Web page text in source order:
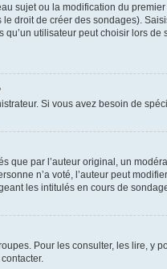
sujet ou la modification du
droit de créer des sondages).
utilisateur peut choisir lors
Si vous avez besoin de
que par l’auteur original, un
n’a voté, l’auteur peut
les intitulés en cours de
Pour les consulter, les lire,